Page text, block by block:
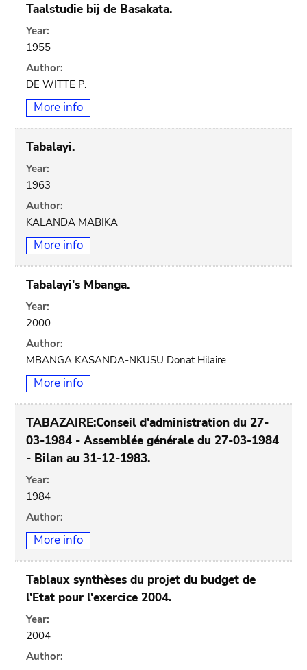
Taalstudie bij de Basakata.
Year:
1955
Author:
DE WITTE P.
More info
Tabalayi.
Year:
1963
Author:
KALANDA MABIKA
More info
Tabalayi's Mbanga.
Year:
2000
Author:
MBANGA KASANDA-NKUSU Donat Hilaire
More info
TABAZAIRE:Conseil d'administration du 27-
03-1984 - Assemblée générale du 27-03-1984
- Bilan au 31-12-1983.
Year:
1984
Author:
More info
Tablaux synthèses du projet du budget de
l'Etat pour l'exercice 2004.
Year:
2004
Author: